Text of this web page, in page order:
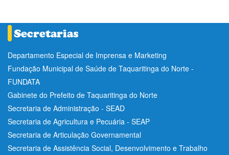
Departamento Especial de Imprensa e Marketing
Fundação Municipal de Saúde de Taquaritinga do Norte -
FUNDATA
Gabinete do Prefeito de Taquaritinga do Norte
Secretaria de Administração - SEAD
Secretaria de Agricultura e Pecuária - SEAP
Secretaria de Articulação Governamental
Secretaria de Assistência Social, Desenvolvimento e Trabalho